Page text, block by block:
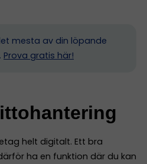
mesta av din löpande
Prova gratis här!
helt digitalt. Ett bra
ha en funktion där du kan